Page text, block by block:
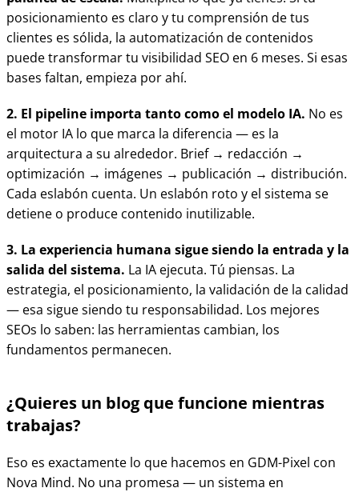
posicionamiento es claro y tu comprensión de tus
clientes es sólida, la automatización de contenidos
puede transformar tu visibilidad SEO en 6 meses. Si esas
bases faltan, empieza por ahí.
2. El pipeline importa tanto como el modelo IA. No es
el motor IA lo que marca la diferencia — es la
arquitectura a su alrededor. Brief → redacción →
optimización → imágenes → publicación → distribución.
Cada eslabón cuenta. Un eslabón roto y el sistema se
detiene o produce contenido inutilizable.
3. La experiencia humana sigue siendo la entrada y la
salida del sistema. La IA ejecuta. Tú piensas. La
estrategia, el posicionamiento, la validación de la calidad
— esa sigue siendo tu responsabilidad. Los mejores
SEOs lo saben: las herramientas cambian, los
fundamentos permanecen.
¿Quieres un blog que funcione mientras
trabajas?
Eso es exactamente lo que hacemos en GDM-Pixel con
Nova Mind. No una promesa — un sistema en